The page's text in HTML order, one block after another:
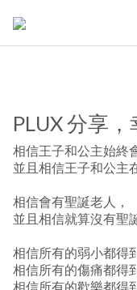
PLUX 分享，
相信王子和公主始終
並且相信王子和公主
相信會有聖誕老人，
並且相信就算沒有聖
相信所有的弱小都得
相信所有的傷痛都得
相信所有的歡樂都得